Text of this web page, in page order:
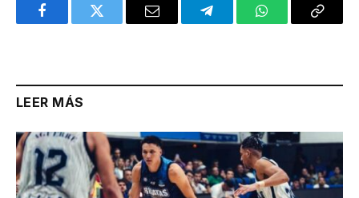
FacebookTwitter Email TelegramWhatsAppCopy
LEER MÁS